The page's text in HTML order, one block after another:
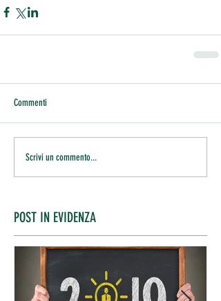
Commenti
Scrivi un commento...
POST IN EVIDENZA